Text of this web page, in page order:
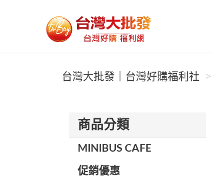
台灣大批發｜台灣好購福利社
台灣大批發｜台灣好購福利社
商品分類
MINIBUS CAFE
促銷優惠